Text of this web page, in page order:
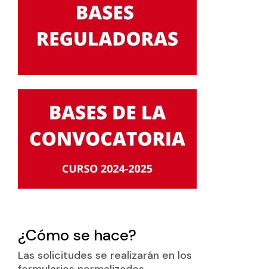
¿Cómo se hace?
Las solicitudes se realizarán en los